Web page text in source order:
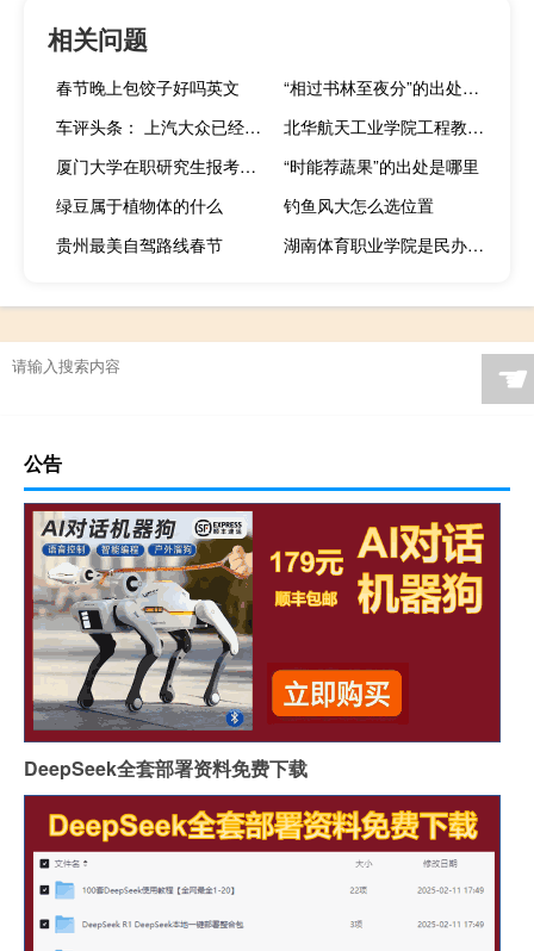
相关问题
春节晚上包饺子好吗英文
“相过书林至夜分”的出处是哪里
车评头条： 上汽大众已经具备生产和销售奥迪产品的资质
北华航天工业学院工程教育实验班在哪
厦门大学在职研究生报考条件
“时能荐蔬果”的出处是哪里
绿豆属于植物体的什么
钓鱼风大怎么选位置
贵州最美自驾路线春节
湖南体育职业学院是民办还是公办
☚
公告
DeepSeek全套部署资料免费下载